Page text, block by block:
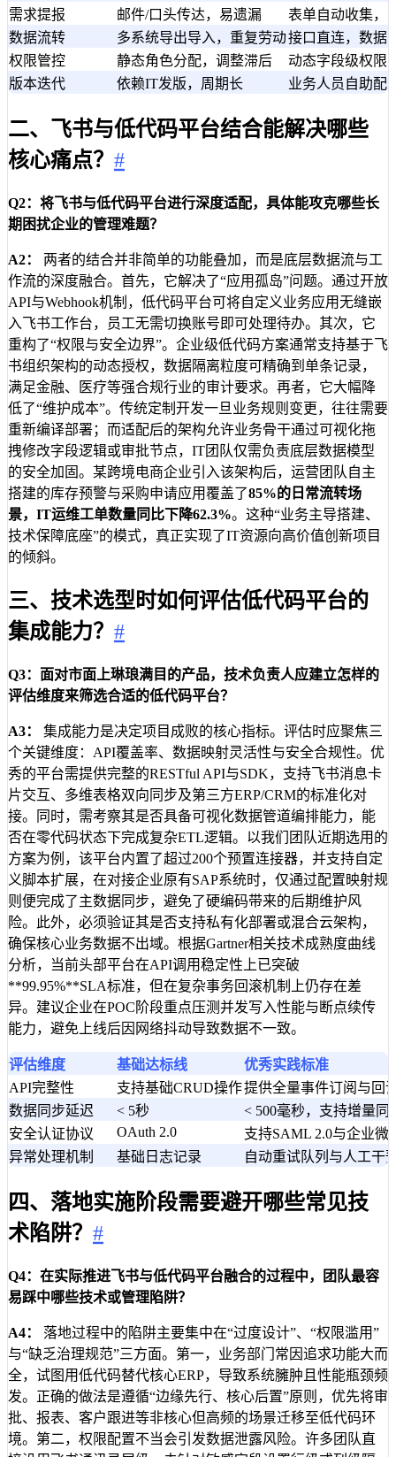
需求提报
邮件/口头传达，易遗漏
表单自动收集，
数据流转
多系统导出导入，重复劳动接口直连，数据
权限管控
静态角色分配，调整滞后
动态字段级权限
版本迭代
依赖IT发版，周期长 业务人员自助配
二、飞书与低代码平台结合能解决哪些
核心痛点？ #
Q2：将飞书与低代码平台进行深度适配，具体能攻克哪些长
期困扰企业的管理难题？
A2：
两者的结合并非简单的功能叠加，而是底层数据流与工
作流的深度融合。首先，它解决了“应用孤岛”问题。通过开放
API与Webhook机制，低代码平台可将自定义业务应用无缝嵌
入飞书工作台，员工无需切换账号即可处理待办。其次，它
重构了“权限与安全边界”。企业级低代码方案通常支持基于飞
书组织架构的动态授权，数据隔离粒度可精确到单条记录，
满足金融、医疗等强合规行业的审计要求。再者，它大幅降
低了“维护成本”。传统定制开发一旦业务规则变更，往往需要
重新编译部署；而适配后的架构允许业务骨干通过可视化拖
拽修改字段逻辑或审批节点，IT团队仅需负责底层数据模型
的安全加固。某跨境电商企业引入该架构后，运营团队自主
搭建的库存预警与采购申请应用覆盖了85%的日常流转场
景，IT运维工单数量同比下降62.3%。这种“业务主导搭建、
技术保障底座”的模式，真正实现了IT资源向高价值创新项目
的倾斜。
三、技术选型时如何评估低代码平台的
集成能力？ #
Q3：面对市面上琳琅满目的产品，技术负责人应建立怎样的
评估维度来筛选合适的低代码平台？
A3：
集成能力是决定项目成败的核心指标。评估时应聚焦三
个关键维度：API覆盖率、数据映射灵活性与安全合规性。优
秀的平台需提供完整的RESTful API与SDK，支持飞书消息卡
片交互、多维表格双向同步及第三方ERP/CRM的标准化对
接。同时，需考察其是否具备可视化数据管道编排能力，能
否在零代码状态下完成复杂ETL逻辑。以我们团队近期选用的
方案为例，该平台内置了超过200个预置连接器，并支持自定
义脚本扩展，在对接企业原有SAP系统时，仅通过配置映射规
则便完成了主数据同步，避免了硬编码带来的后期维护风
险。此外，必须验证其是否支持私有化部署或混合云架构，
确保核心业务数据不出域。根据Gartner相关技术成熟度曲线
分析，当前头部平台在API调用稳定性上已突破
**99.95%**SLA标准，但在复杂事务回滚机制上仍存在差
异。建议企业在POC阶段重点压测并发写入性能与断点续传
能力，避免上线后因网络抖动导致数据不一致。
评估维度 基础达标线
优秀实践标准
API完整性
支持基础CRUD操作提供全量事件订阅与回
数据同步延迟
< 5秒
< 500毫秒，支持增量同
安全认证协议
OAuth 2.0
支持SAML 2.0与企业微
异常处理机制
基础日志记录 自动重试队列与人工干
四、落地实施阶段需要避开哪些常见技
术陷阱？ #
Q4：在实际推进飞书与低代码平台融合的过程中，团队最容
易踩中哪些技术或管理陷阱？
A4：
落地过程中的陷阱主要集中在“过度设计”、“权限滥用”
与“缺乏治理规范”三方面。第一，业务部门常因追求功能大而
全，试图用低代码替代核心ERP，导致系统臃肿且性能瓶颈频
发。正确的做法是遵循“边缘先行、核心后置”原则，优先将审
批、报表、客户跟进等非核心但高频的场景迁移至低代码环
境。第二，权限配置不当会引发数据泄露风险。许多团队直